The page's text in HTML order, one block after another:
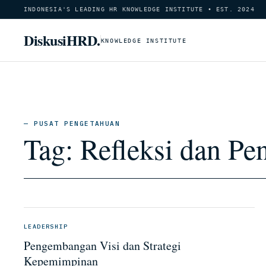
INDONESIA'S LEADING HR KNOWLEDGE INSTITUTE • EST. 2024
DiskusiHRD.KNOWLEDGE INSTITUTE
— PUSAT PENGETAHUAN
Tag: Refleksi dan
LEADERSHIP
Pengembangan Visi dan Strategi
Kepemimpinan